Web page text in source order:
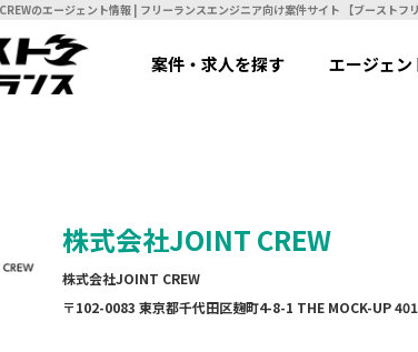
のエージェント情報 | フリーランスエンジニア向け案件サイト 【ブーストフリ
案件・求人を探す エージェン
株式会社JOINT CREW
株式会社JOINT CREW
〒102-0083 東京都千代田区麹町4-8-1 THE MOCK-UP 401